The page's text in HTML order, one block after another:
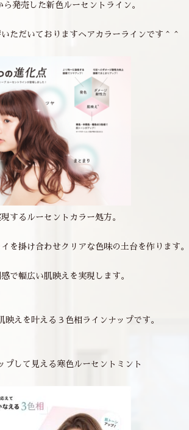
発売した新色ルーセントライン。
ただいておりますヘアカラーラインです＾＾
するルーセントカラー処方。
を掛け合わせクリアな色味の土台を作ります。
で幅広い肌映えを実現します。
映えを叶える３色相ラインナップです。
プして見える寒色ルーセントミント